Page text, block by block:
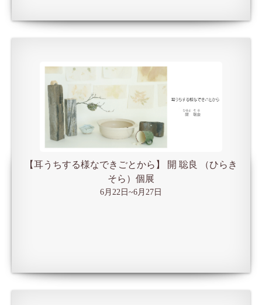
【耳うちする様なできごとから】 開 聡良 （ひらき
そら）個展
6月22日~6月27日